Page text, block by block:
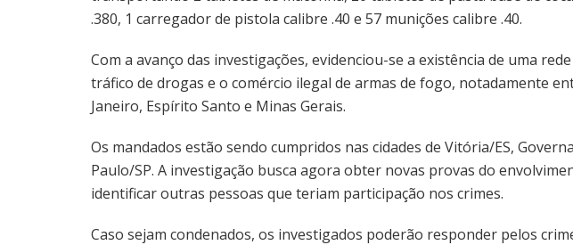
.380, 1 carregador de pistola calibre .40 e 57 munições calibre .40.
Com a avanço das investigações, evidenciou-se a existência de uma
tráfico de drogas e o comércio ilegal de armas de fogo, notadamente
Janeiro, Espírito Santo e Minas Gerais.
Os mandados estão sendo cumpridos nas cidades de Vitória/ES,
Paulo/SP. A investigação busca agora obter novas provas do
identificar outras pessoas que teriam participação nos crimes.
Caso sejam condenados, os investigados poderão responder pelos